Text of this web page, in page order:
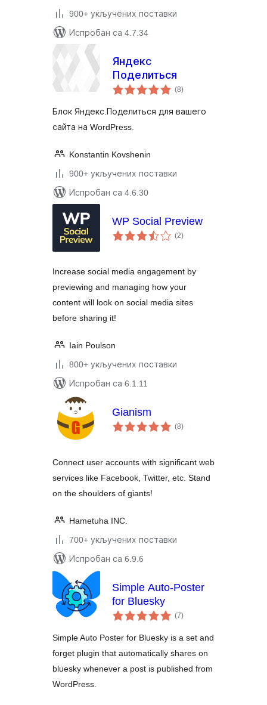
900+ укључених поставки
Испробан са 4.7.34
Яндекс
Поделиться
(8укупних
оцена
)
Блок Яндекс.Поделиться для вашего
сайта на WordPress.
Konstantin Kovshenin
900+ укључених поставки
Испробан са 4.6.30
WP Social Preview
(2укупних
оцена
)
Increase social media engagement by
previewing and managing how your
content will look on social media sites
before sharing it!
Iain Poulson
800+ укључених поставки
Испробан са 6.1.11
Gianism
(8укупних
оцена
)
Connect user accounts with significant web
services like Facebook, Twitter, etc. Stand
on the shoulders of giants!
Hametuha INC.
700+ укључених поставки
Испробан са 6.9.6
Simple Auto-Poster
for Bluesky
(7укупних
оцена
)
Simple Auto Poster for Bluesky is a set and
forget plugin that automatically shares on
bluesky whenever a post is published from
WordPress.